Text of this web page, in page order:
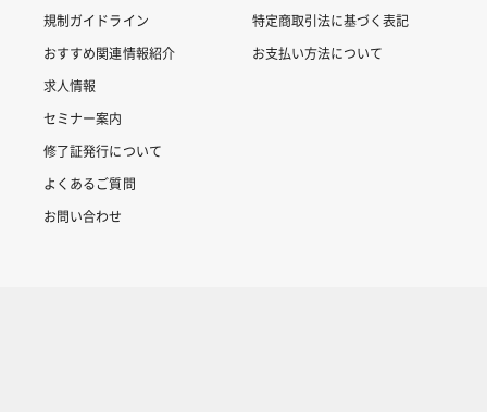
規制ガイドライン
おすすめ関連情報紹介
求人情報
セミナー案内
修了証発行について
よくあるご質問
お問い合わせ
特定商取引法に基づく表記
お支払い方法について